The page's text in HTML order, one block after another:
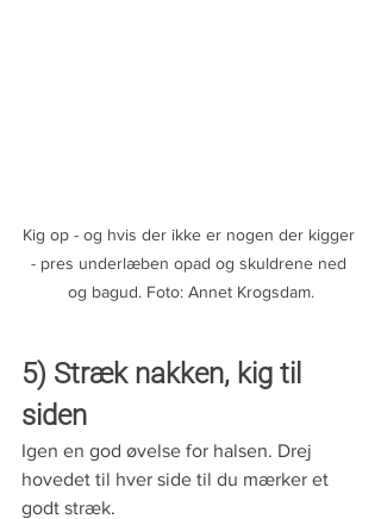
Kig op - og hvis der ikke er nogen der kigger
- pres underlæben opad og skuldrene ned
og bagud. Foto: Annet Krogsdam.
5) Stræk nakken, kig til
siden
Igen en god øvelse for halsen. Drej
hovedet til hver side til du mærker et
godt stræk.